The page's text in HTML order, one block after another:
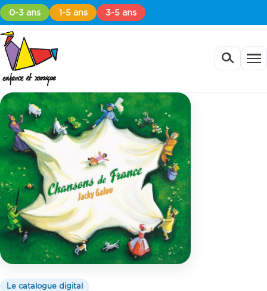
0-3 ans 1-5 ans 3-5 ans
Le catalogue digital